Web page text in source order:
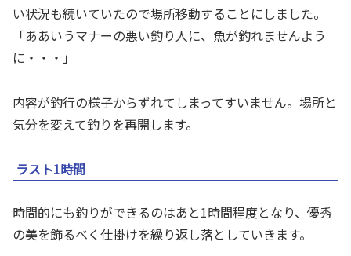
い状況も続いていたので場所移動することにしました。
「ああいうマナーの悪い釣り人に、魚が釣れませんよう
に・・・」
内容が釣行の様子からずれてしまってすいません。場所と
気分を変えて釣りを再開します。
ラスト1時間
時間的にも釣りができるのはあと1時間程度となり、優秀
の美を飾るべく仕掛けを繰り返し落としていきます。